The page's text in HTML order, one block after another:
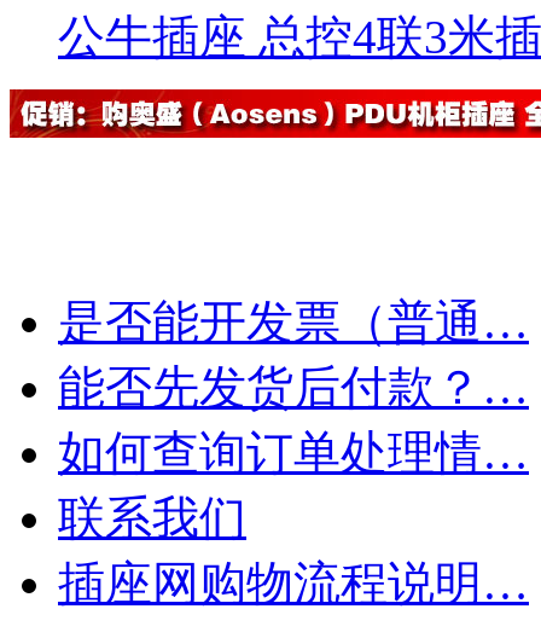
公牛插座 总控4联3米
是否能开发票（普通…
能否先发货后付款？…
如何查询订单处理情…
联系我们
插座网购物流程说明…